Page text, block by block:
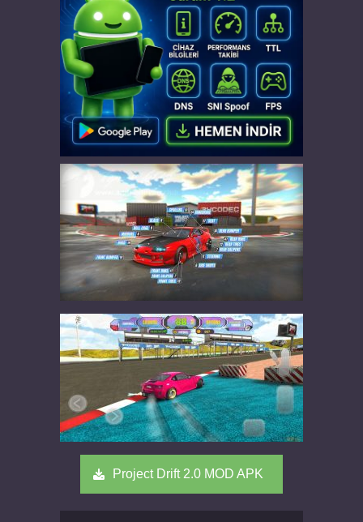
Project Drift 2.0 MOD APK